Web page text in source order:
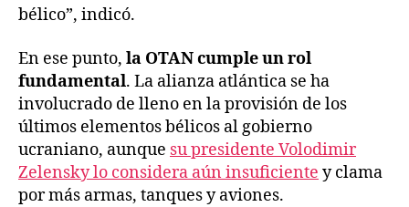
bélico”, indicó.
En ese punto, la OTAN cumple un rol
fundamental. La alianza atlántica se ha
involucrado de lleno en la provisión de los
últimos elementos bélicos al gobierno
ucraniano, aunque su presidente Volodimir
Zelensky lo considera aún insuficiente y clama
por más armas, tanques y aviones.